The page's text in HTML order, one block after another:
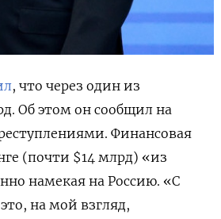
, что через один из
Об этом он сообщил на
Финансовая
(почти $14 млрд) «из
намекая на Россию. «С
на мой взгляд,